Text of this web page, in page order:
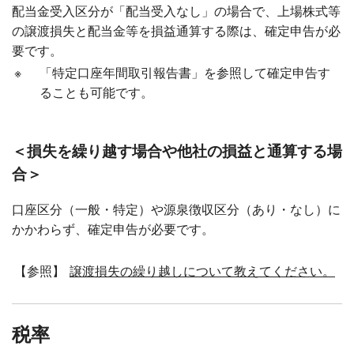
配当金受入区分が「配当受入なし」の場合で、上場株式等
の譲渡損失と配当金等を損益通算する際は、確定申告が必
要です。
※
「特定口座年間取引報告書」を参照して確定申告す
ることも可能です。
＜損失を繰り越す場合や他社の損益と通算する場
合＞
口座区分（一般・特定）や源泉徴収区分（あり・なし）に
かかわらず、確定申告が必要です。
【参照】 譲渡損失の繰り越しについて教えてください。
税率